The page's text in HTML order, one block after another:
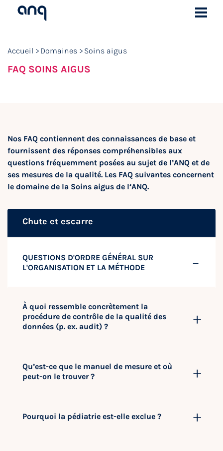
Accueil Domaines Soins aigus
FAQ SOINS AIGUS
Nos FAQ contiennent des connaissances de base et
fournissent des réponses compréhensibles aux
questions fréquemment posées au sujet de l’ANQ et de
ses mesures de la qualité. Les FAQ suivantes concernent
le domaine de la Soins aigus de l‘ANQ.
Chute et escarre
QUESTIONS D'ORDRE GÉNÉRAL SUR
L'ORGANISATION ET LA MÉTHODE
À quoi ressemble concrètement la
procédure de contrôle de la qualité des
données (p. ex. audit) ?
Qu’est-ce que le manuel de mesure et où
peut-on le trouver ?
Pourquoi la pédiatrie est-elle exclue ?